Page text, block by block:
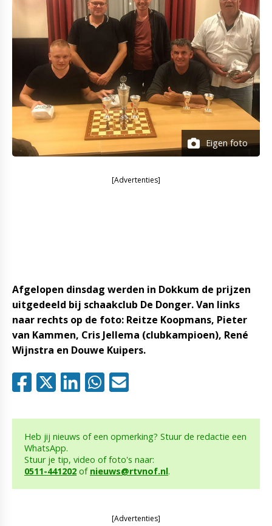
Eigen foto
[Advertenties]
Afgelopen dinsdag werden in Dokkum de prijzen
uitgedeeld bij schaakclub De Donger. Van links
naar rechts op de foto: Reitze Koopmans, Pieter
van Kammen, Cris Jellema (clubkampioen), René
Wijnstra en Douwe Kuipers.
Heb jij nieuws of een opmerking? Stuur de redactie een
WhatsApp.
Stuur je tip, video of foto's naar:
0511-441202 of nieuws@rtvnof.nl.
[Advertenties]